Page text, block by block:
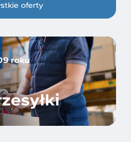
oferty
roku